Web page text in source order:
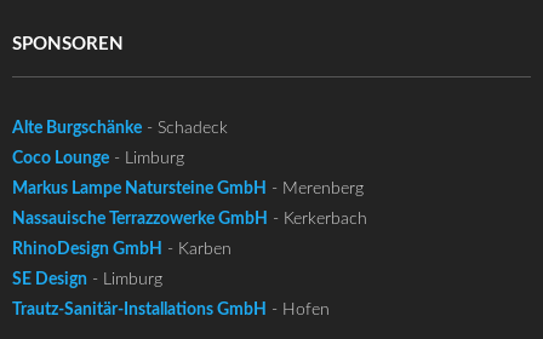
SPONSOREN
Alte Burgschänke - Schadeck
Coco Lounge - Limburg
Markus Lampe Natursteine GmbH - Merenberg
Nassauische Terrazzowerke GmbH - Kerkerbach
RhinoDesign GmbH - Karben
SE Design - Limburg
Trautz-Sanitär-Installations GmbH - Hofen